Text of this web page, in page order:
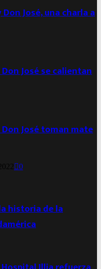
José, una charla a
José se calientan
José toman mate
0
historia de la